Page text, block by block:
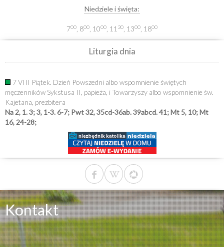
Niedziele i święta:
700 , 800 , 1000 , 11 30 , 1300 , 1800
Liturgia dnia
7 VIII Piątek. Dzień Powszedni albo wspomnienie świętych
męczenników Sykstusa II, papieża, i Towarzyszy albo wspomnienie św.
Kajetana, prezbitera
Na 2, 1. 3; 3, 1-3. 6-7; Pwt 32, 35cd-36ab. 39abcd. 41; Mt 5, 10; Mt
16, 24-28;
Kontakt